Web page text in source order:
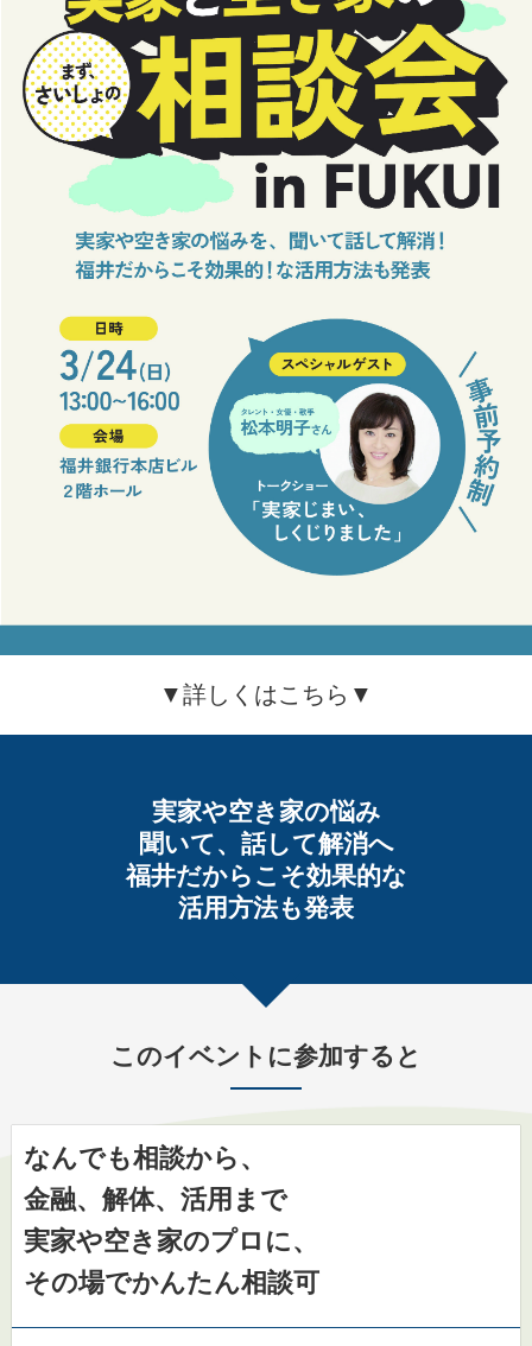
▼詳しくはこちら▼
実家や空き家の悩み
聞いて、話して解消へ
福井だからこそ効果的な
活用方法も発表
このイベントに参加すると
なんでも相談から、
金融、解体、活用まで
実家や空き家のプロに、
その場でかんたん相談可